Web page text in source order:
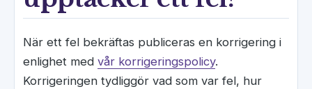
När ett fel bekräftas publiceras en korrigering i
enlighet med vår korrigeringspolicy.
Korrigeringen tydliggör vad som var fel, hur